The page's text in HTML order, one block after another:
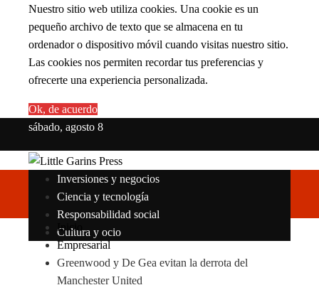
Nuestro sitio web utiliza cookies. Una cookie es un
pequeño archivo de texto que se almacena en tu
ordenador o dispositivo móvil cuando visitas nuestro sitio.
Las cookies nos permiten recordar tus preferencias y
ofrecerte una experiencia personalizada.
Ok, de acuerdo
sábado, agosto 8
Inversiones y negocios
Ciencia y tecnología
Responsabilidad social
Cultura y ocio
Inicio
Empresarial
Greenwood y De Gea evitan la derrota del
Manchester United